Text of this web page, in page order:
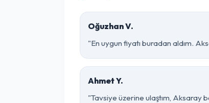
Oğuzhan V.
"En uygun fiyatı buradan aldım.
Ahmet Y.
"Tavsiye üzerine ulaştım, Aksaray